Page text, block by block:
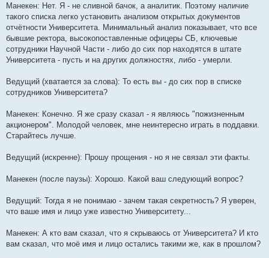
Манекен: Нет. Я - не сливной бачок, а аналитик. Поэтому наличие
такого списка легко установить анализом открытых документов
отчётности Университета. Минимальный анализ показывает, что все
бывшие ректора, высокопоставленные офицеры СБ, ключевые
сотрудники Научной Части - либо до сих пор находятся в штате
Университета - пусть и на других должностях, либо - умерли.
Ведущий (хватается за слова): То есть вы - до сих пор в списке
сотрудников Университета?
Манекен: Конечно. Я же сразу сказал - я являюсь "пожизненным
акционером". Молодой человек, мне неинтересно играть в поддавки.
Старайтесь лучше.
Ведущий (искренне): Прошу прощения - но я не связал эти факты.
Манекен (после паузы): Хорошо. Какой ваш следующий вопрос?
Ведущий: Тогда я не понимаю - зачем такая секретность? Я уверен,
что ваше имя и лицо уже известно Университету...
Манекен: А кто вам сказал, что я скрываюсь от Университета? И кто
вам сказал, что моё имя и лицо остались такими же, как в прошлом?